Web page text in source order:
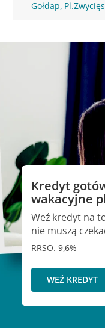
Gołdap,
Kredyt
wakacyjne
Weź kredyt na
nie muszą
RRSO: 9,6%
WEŹ KREDYT